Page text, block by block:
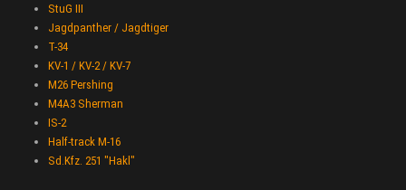
StuG III
Jagdpanther / Jagdtiger
T-34
KV-1 / KV-2 / KV-7
M26 Pershing
M4A3 Sherman
IS-2
Half-track M-16
Sd.Kfz. 251 "Hakl"